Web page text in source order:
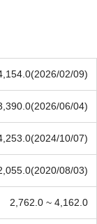
02/09)
06/04)
10/07)
08/03)
2,762.0 ~ 4,162.0